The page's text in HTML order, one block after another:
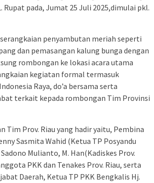
Rupat pada, Jumat 25 Juli 2025,dimulai pkl.
penyambutan meriah seperti
dan pemasangan kalung bunga dengan
rombongan ke lokasi acara utama
kegiatan formal termasuk
Raya, do’a bersama serta
terkait kepada rombongan Tim Provinsi
Tim Prov. Riau yang hadir yaitu, Pembina
Sasmita Wahid (Ketua TP Posyandu
Sadono Mulianto, M. Han(Kadiskes Prov.
PKK dan Tenakes Prov. Riau, serta
Daerah, Ketua TP PKK Bengkalis Hj.